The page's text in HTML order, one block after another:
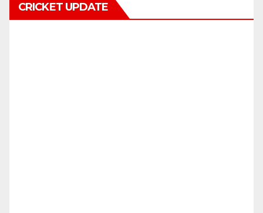
CRICKET UPDATE